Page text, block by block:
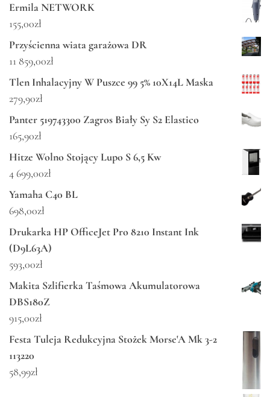
Ermila NETWORK
155,00zł
Przyścienna wiata garażowa DR
11 859,00zł
Tlen Inhalacyjny W Puszce 99 5% 10X14L Maska
279,90zł
Panter 519743300 Zagros Biały Sy S2 Elastico
165,90zł
Hitze Wolno Stojący Lupo S 6,5 Kw
4 699,00zł
Yamaha C40 BL
698,00zł
Drukarka HP OfficeJet Pro 8210 Instant Ink
(D9L63A)
593,00zł
Makita Szlifierka Taśmowa Akumulatorowa
DBS180Z
915,00zł
Festa Tuleja Redukcyjna Stożek Morse'A Mk 3-2
113220
58,99zł